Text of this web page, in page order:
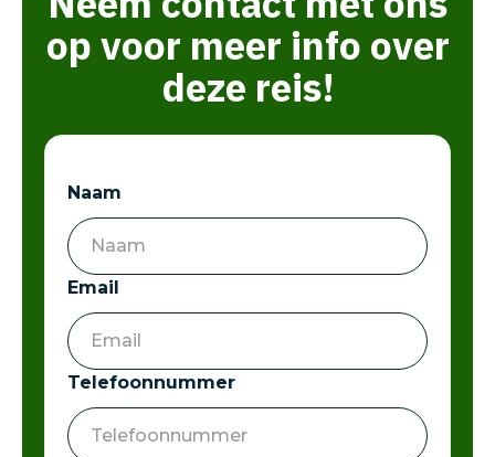
op voor meer info over
deze reis!
Naam
Email
Telefoonnummer